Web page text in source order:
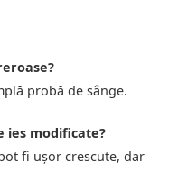
probă de sânge.
ies modificate?
fi ușor crescute, dar